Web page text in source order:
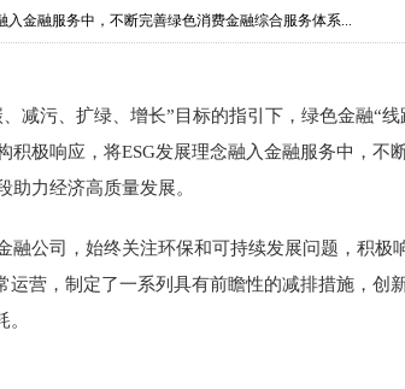
金融服务中，不断完善绿色消费金融综合服务体系...
减污、扩绿、增长”目标的指引下，绿色金融“线
积极响应，将ESG发展理念融入金融服务中，不
力经济高质量发展。
融公司，始终关注环保和可持续发展问题，积极
运营，制定了一系列具有前瞻性的减排措施，创